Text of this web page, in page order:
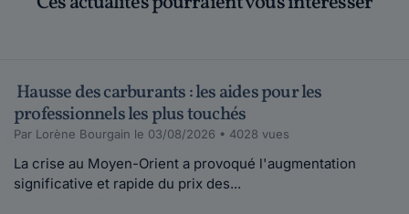
Hausse des carburants : les aides pour les
professionnels les plus touchés
Par Lorène Bourgain le 03/08/2026 • 4028 vues
La crise au Moyen-Orient a provoqué l'augmentation
significative et rapide du prix des...